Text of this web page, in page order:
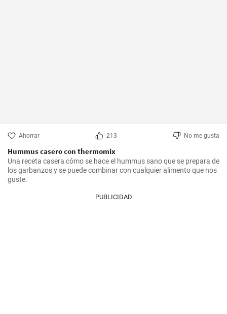
Ahorrar 213 No me gusta
Hummus casero con thermomix
Una receta casera cómo se hace el hummus sano que se prepara de
los garbanzos y se puede combinar con cualquier alimento que nos
guste.
PUBLICIDAD